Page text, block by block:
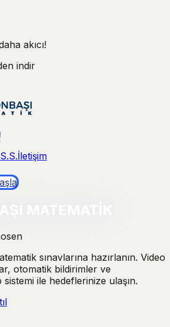
akıcı!
indir
İletişim
sınavlarına hazırlanın. Video
otomatik bildirimler ve
sistemi ile hedeflerinize ulaşın.